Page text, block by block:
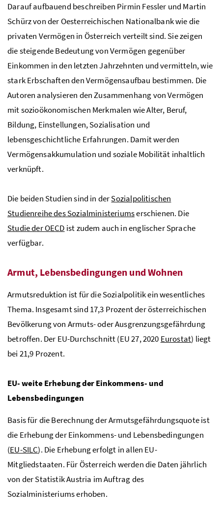
Darauf aufbauend beschreiben Pirmin Fessler und Martin
Schürz von der Oesterreichischen Nationalbank wie die
privaten Vermögen in Österreich verteilt sind. Sie zeigen
die steigende Bedeutung von Vermögen gegenüber
Einkommen in den letzten Jahrzehnten und vermitteln, wie
stark Erbschaften den Vermögensaufbau bestimmen. Die
Autoren analysieren den Zusammenhang von Vermögen
mit sozioökonomischen Merkmalen wie Alter, Beruf,
Bildung, Einstellungen, Sozialisation und
lebensgeschichtliche Erfahrungen. Damit werden
Vermögensakkumulation und soziale Mobilität inhaltlich
verknüpft.
Die beiden Studien sind in derSozialpolitischen
Studienreihe des Sozialministeriumserschienen. Die
Studie der OECD ist zudem auch in englischer Sprache
verfügbar.
Armut, Lebensbedingungen und Wohnen
Armutsreduktion ist für die Sozialpolitik ein wesentliches
Thema. Insgesamt sind 17,3 Prozent der österreichischen
Bevölkerung von Armuts- oder Ausgrenzungsgefährdung
betroffen. Der EU-Durchschnitt (EU 27, 2020 Eurostat) liegt
bei 21,9 Prozent.
EU- weite Erhebung der Einkommens- und
Lebensbedingungen
Basis für die Berechnung der Armutsgefährdungsquote ist
die Erhebung der Einkommens- und Lebensbedingungen
(EU-SILC). Die Erhebung erfolgt in allen EU-
Mitgliedstaaten. Für Österreich werden die Daten jährlich
von der Statistik Austria im Auftrag des
Sozialministeriums erhoben.